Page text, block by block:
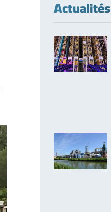
Actualités